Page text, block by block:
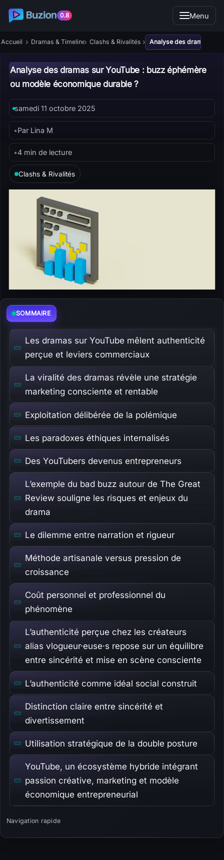
0.8 Menu
Accueil › Dramas & Timelines
› Clashs & Rivalités › Analyse des dramas sur
Analyse des dramas sur YouTube : buzz éphémère
ou modèle économique durable ?
samedi 11 octobre 2025
•Par Lina M
•4 min de lecture
Clashs & Rivalités
SOMMAIRE
Les dramas sur YouTube mêlent authenticité
perçue et leviers commerciaux
La viralité des dramas révèle une stratégie
marketing consciente et rentable
Exploitation délibérée de la polémique
Les paradoxes éthiques internalisés
Des YouTubers devenus entrepreneurs
L’exemple du bad buzz autour de The Great
Review souligne les risques et enjeux du
drama
Le dilemme entre narration et rigueur
Méthode artisanale versus pression de
croissance
Coût personnel et professionnel du
phénomène
L’authenticité perçue chez les créateurs
alias vlogueur·euse·s repose sur un équilibre
entre sincérité et mise en scène consciente
L’authenticité comme idéal social construit
Distinction claire entre sincérité et
divertissement
Utilisation stratégique de la double posture
YouTube, un écosystème hybride intégrant
passion créative, marketing et modèle
économique entrepreneurial
Navigation rapide